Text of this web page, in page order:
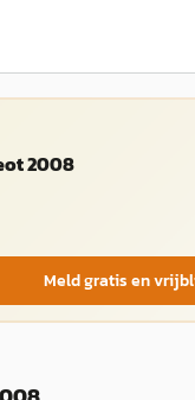
2008
Meld gratis en